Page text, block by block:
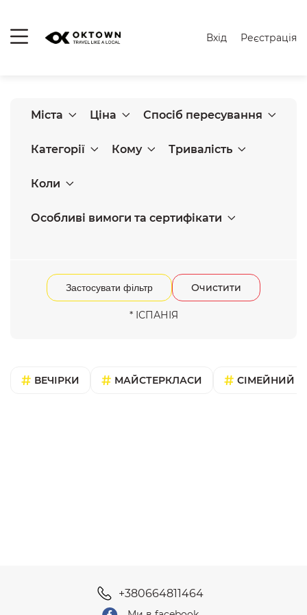
Вхід Реєстрація
Міста Ціна Спосіб пересування
Категорії Кому Тривалість
Коли
Особливі вимоги та сертифікати
Застосувати фільтр Очистити
* ІСПАНІЯ
ВЕЧІРКИ МАЙСТЕРКЛАСИ СІМЕЙНИЙ
+380664811464